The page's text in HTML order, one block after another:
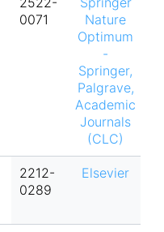
0071
Nature
Optimum
-
Springer,
Palgrave,
Academic
Journals
(CLC)
2212-
0289
Elsevier